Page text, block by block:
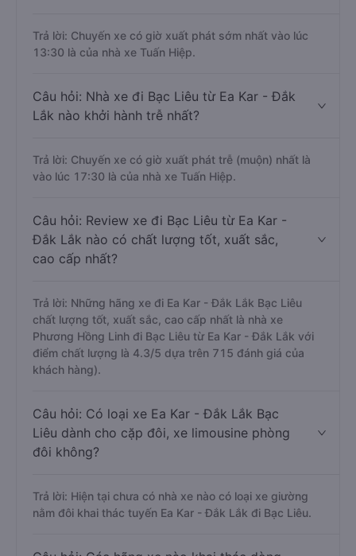
Trả lời: Chuyến xe có giờ xuất phát sớm nhất vào lúc
13:30 là của nhà xe Tuấn Hiệp.
Câu hỏi: Nhà xe đi Bạc Liêu từ Ea Kar - Đắk
Lắk nào khởi hành trễ nhất?
Trả lời: Chuyến xe có giờ xuất phát trễ (muộn) nhất là
vào lúc 17:30 là của nhà xe Tuấn Hiệp.
Câu hỏi: Review xe đi Bạc Liêu từ Ea Kar -
Đắk Lắk nào có chất lượng tốt, xuất sắc,
cao cấp nhất?
Trả lời: Những hãng xe đi Ea Kar - Đắk Lắk Bạc Liêu
chất lượng tốt, xuất sắc, cao cấp nhất là nhà xe
Phương Hồng Linh đi Bạc Liêu từ Ea Kar - Đắk Lắk với
điểm chất lượng là 4.3/5 dựa trên 715 đánh giá của
khách hàng).
Câu hỏi: Có loại xe Ea Kar - Đắk Lắk Bạc
Liêu dành cho cặp đôi, xe limousine phòng
đôi không?
Trả lời: Hiện tại chưa có nhà xe nào có loại xe giường
nằm đôi khai thác tuyến Ea Kar - Đắk Lắk đi Bạc Liêu.